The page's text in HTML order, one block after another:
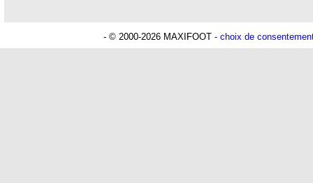
- © 2000-2026 MAXIFOOT - choix de